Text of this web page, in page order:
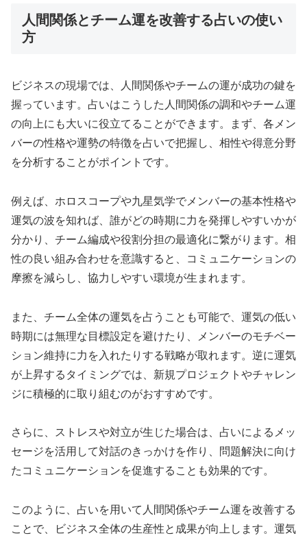
人間関係とチーム運を改善する占いの使い
方
ビジネスの現場では、人間関係やチームの運が成功の鍵を
握っています。占いはこうした人間関係の調和やチーム運
の向上にも大いに役立てることができます。まず、各メン
バーの性格や運勢の特徴を占いで把握し、相性や得意分野
を分析することがポイントです。
例えば、ホロスコープや九星気学でメンバーの基本性格や
運気の波を知れば、誰がどの時期に力を発揮しやすいかが
分かり、チーム編成や役割分担の最適化に繋がります。相
性の良い組み合わせを意識すると、コミュニケーションの
摩擦を減らし、協力しやすい環境が生まれます。
また、チーム全体の運気を占うことも可能で、運気の低い
時期には無理な目標設定を避けたり、メンバーのモチベー
ション維持に力を入れたりする戦略が取れます。逆に運気
が上昇するタイミングでは、新規プロジェクトやチャレン
ジに積極的に取り組むのがおすすめです。
さらに、ストレスや対立が生じた場合は、占いによるメッ
セージを活用して対話のきっかけを作り、問題解決に向け
たコミュニケーションを促進することも効果的です。
このように、占いを用いて人間関係やチーム運を改善する
ことで、ビジネス全体の生産性と成果が向上します。運気